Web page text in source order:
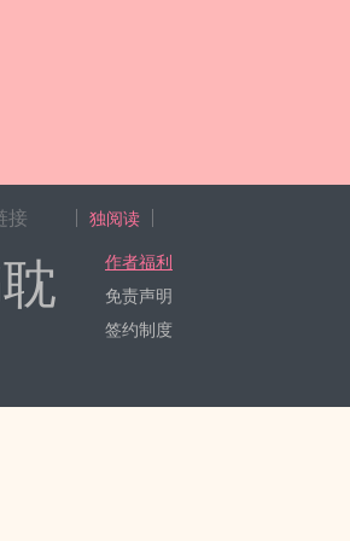
接 独阅读
作者福利
免责声明
签约制度